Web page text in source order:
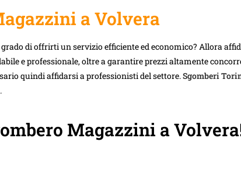
a Volvera
di offrirti un servizio efficiente ed economico? Allora
e professionale, oltre a garantire prezzi altamente
quindi affidarsi a professionisti del settore.Sgomberi
Magazzini a